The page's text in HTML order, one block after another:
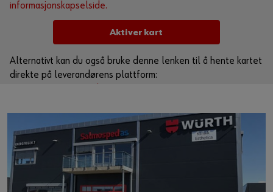
informasjonskapselside.
Aktiver kart
Alternativt kan du også bruke denne lenken til å hente kartet
direkte på leverandørens plattform: